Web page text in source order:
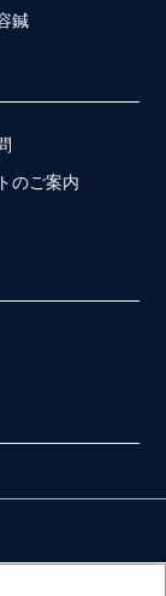
鍼
のご案内